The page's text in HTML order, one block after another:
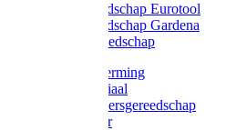
Handgereedschap Eurotool
Handgereedschap Gardena
Kindergereedschap
Kniebescherming
Afzetmateriaal
Stratenmakersgereedschap
Straathamer